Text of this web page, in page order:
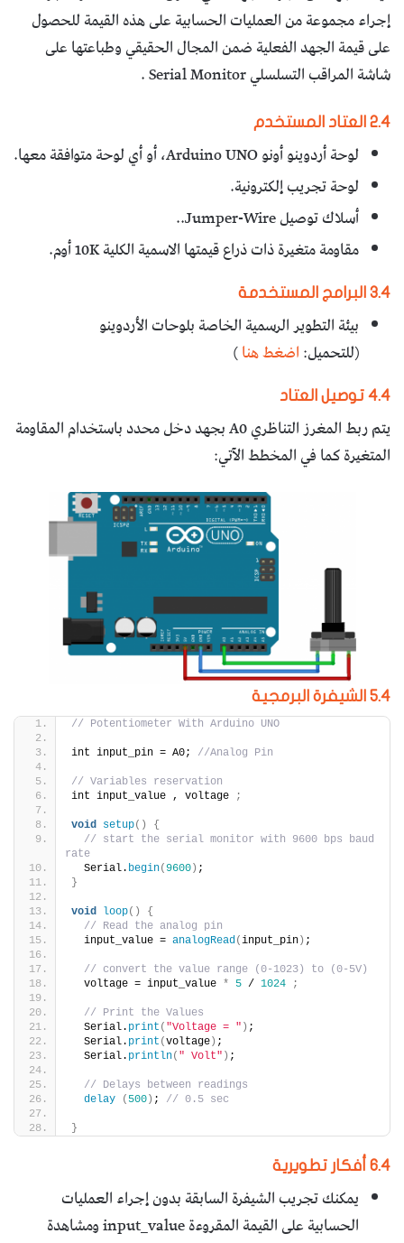
إجراء مجموعة من العمليات الحسابية على هذه القيمة للحصول
على قيمة الجهد الفعلية ضمن المجال الحقيقي وطباعتها على
شاشة المراقب التسلسلي Serial Monitor .
2.4 العتاد المستخدم
لوحة أردوينو أونو Arduino UNO، أو أي لوحة متوافقة معها.
لوحة تجريب إلكترونية.
أسلاك توصيل Jumper-Wire..
مقاومة متغيرة ذات ذراع قيمتها الاسمية الكلية 10K أوم.
3.4 البرامج المستخدمة
بيئة التطوير الرسمية الخاصة بلوحات الأردوينو
(للتحميل:اضغط هنا)
4.4 توصيل العتاد
يتم ربط المغرز التناظري A0 بجهد دخل محدد باستخدام المقاومة
المتغيرة كما في المخطط الآتي:
5.4 الشيفرة البرمجية
// Potentiometer With Arduino UNO
int input_pin = A0; //Analog Pin
// Variables reservation
int input_value , voltage
;
void setup()
{
// start the serial monitor with 9600 bps baud
rate
  Serial.
begin(9600) ;
}
void loop()
{
// Read the analog pin
  input_value =
analogRead (input_pin) ;
// convert the value range (0-1023) to (0-5V)
  voltage = input_value
* 5 / 1024 ;
// Print the Values
  Serial.
print ( "Voltage = " ) ;
  Serial.
print (voltage) ;
  Serial.
println( " Volt" ) ;
// Delays between readings
delay
( 500) ; // 0.5 sec
}
6.4 أفكار تطويرية
يمكنك تجريب الشيفرة السابقة بدون إجراء العمليات
الحسابية على القيمة المقروءة input_value ومشاهدة